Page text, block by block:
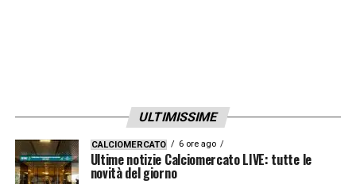
ULTIMISSIME
CALCIOMERCATO 6 ore ago
Ultime notizie Calciomercato LIVE: tutte le
novità del giorno